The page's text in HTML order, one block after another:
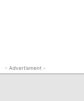
- Advertisment -